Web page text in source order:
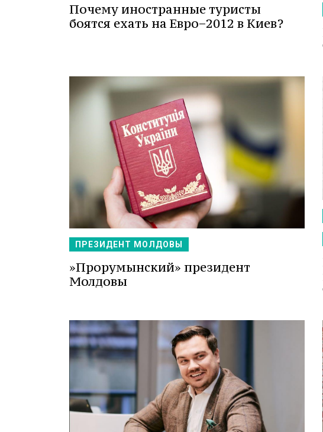
Почему иностранные туристы
боятся ехать на Евро−2012 в Киев?
ПРЕЗИДЕНТ МОЛДОВЫ
»Прорумынский» президент
Молдовы